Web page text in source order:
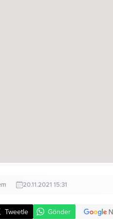
20.11.2021 15:31
Tweetle Gönder